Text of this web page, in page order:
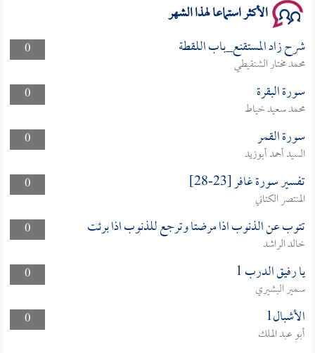
الأكثر استماعا لهذا الشهر
0 شرح زاد المستقنع_باب اللقطة
محمد مختار الشنقيطي
0
سورة البقرة
محمد سعيد خياط
0
سورة القمر
السيد أحمد أبوزيد
0
تفسير سورة غافر [23-28]
المنتصر الكتاني
0
تتوب عن الذنوب اذا مرضتا وترجع للذنوب اذا برئت
خالد الراشد
0
يا رفيق الدرب 1
سمير البشيري
0
الأشبال1
أبو عبد الملك